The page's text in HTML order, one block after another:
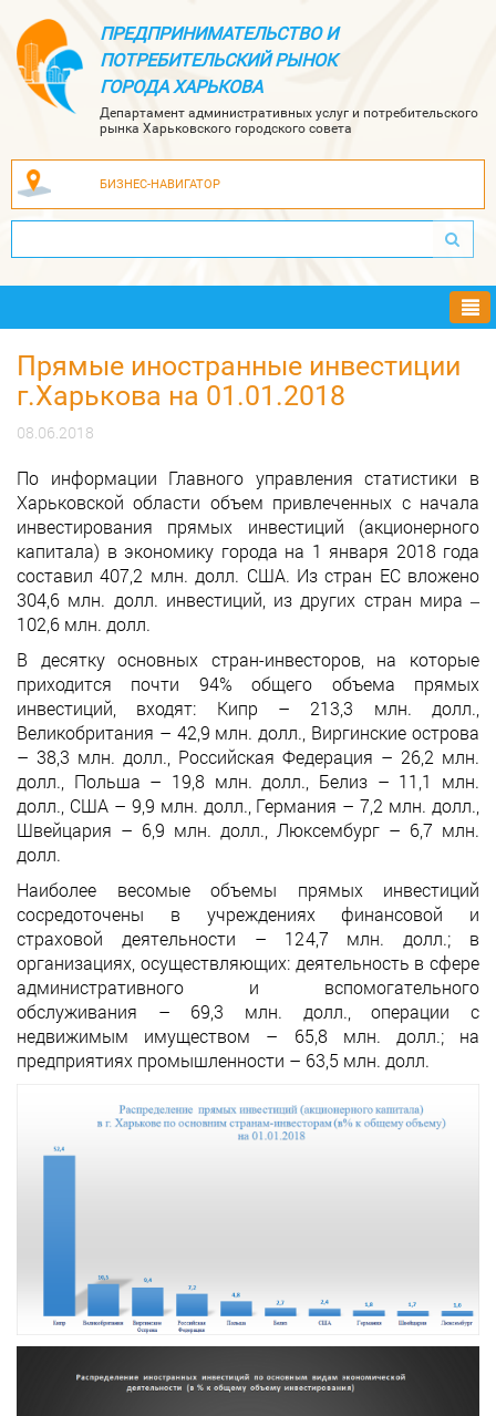
ПРЕДПРИНИМАТЕЛЬСТВО И
ПОТРЕБИТЕЛЬСКИЙ РЫНОК
ГОРОДА ХАРЬКОВА
Департамент административных услуг и потребительского
рынка Харьковского городского совета
БИЗНЕС-НАВИГАТОР
Прямые иностранные инвестиции
г.Харькова на 01.01.2018
08.06.2018
По информации Главного управления статистики в
Харьковской области объем привлеченных с начала
инвестирования прямых инвестиций (акционерного
капитала) в экономику города на 1 января 2018 года
составил 407,2 млн. долл. США. Из стран ЕС вложено
304,6 млн. долл. инвестиций, из других стран мира ‒
102,6 млн. долл.
В десятку основных стран-инвесторов, на которые
приходится почти 94% общего объема прямых
инвестиций, входят: Кипр – 213,3 млн. долл.,
Великобритания – 42,9 млн. долл., Виргинские острова
– 38,3 млн. долл., Российская Федерация – 26,2 млн.
долл., Польша – 19,8 млн. долл., Белиз – 11,1 млн.
долл., США – 9,9 млн. долл., Германия – 7,2 млн. долл.,
Швейцария – 6,9 млн. долл., Люксембург – 6,7 млн.
долл.
Наиболее весомые объемы прямых инвестиций
сосредоточены в учреждениях финансовой и
страховой деятельности – 124,7 млн. долл.; в
организациях, осуществляющих: деятельность в сфере
административного и вспомогательного
обслуживания – 69,3 млн. долл., операции с
недвижимым имуществом – 65,8 млн. долл.; на
предприятиях промышленности – 63,5 млн. долл.